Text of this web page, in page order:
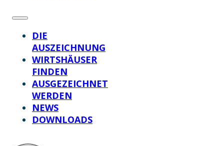
DIE
AUSZEICHNUNG
WIRTSHÄUSER
FINDEN
AUSGEZEICHNET
WERDEN
NEWS
DOWNLOADS